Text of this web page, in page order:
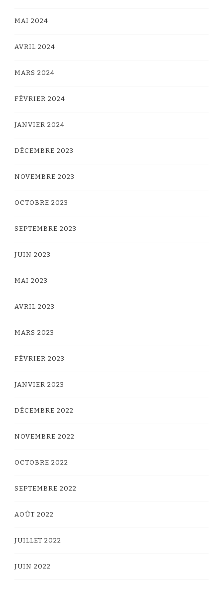
MAI 2024
AVRIL 2024
MARS 2024
FÉVRIER 2024
JANVIER 2024
DÉCEMBRE 2023
NOVEMBRE 2023
OCTOBRE 2023
SEPTEMBRE 2023
JUIN 2023
MAI 2023
AVRIL 2023
MARS 2023
FÉVRIER 2023
JANVIER 2023
DÉCEMBRE 2022
NOVEMBRE 2022
OCTOBRE 2022
SEPTEMBRE 2022
AOÛT 2022
JUILLET 2022
JUIN 2022